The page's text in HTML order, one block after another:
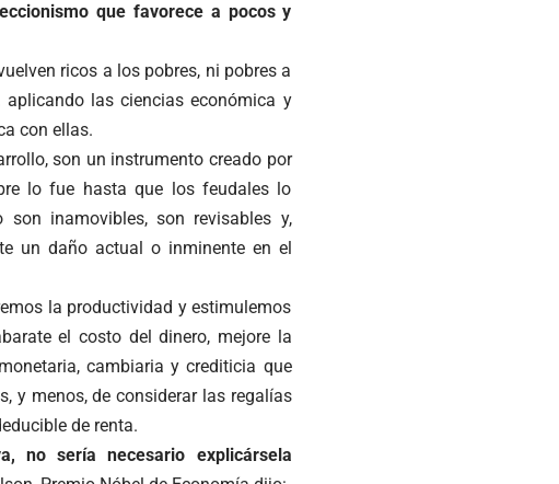
que favorece a pocos y
ricos a los pobres, ni pobres a
las ciencias económica y
con ellas.
son un instrumento creado por
lo fue hasta que los feudales lo
son inamovibles, son revisables y,
un daño actual o inminente en el
la productividad y estimulemos
el costo del dinero, mejore la
cambiaria y crediticia que
y menos, de considerar las regalías
de renta.
no sería necesario explicársela